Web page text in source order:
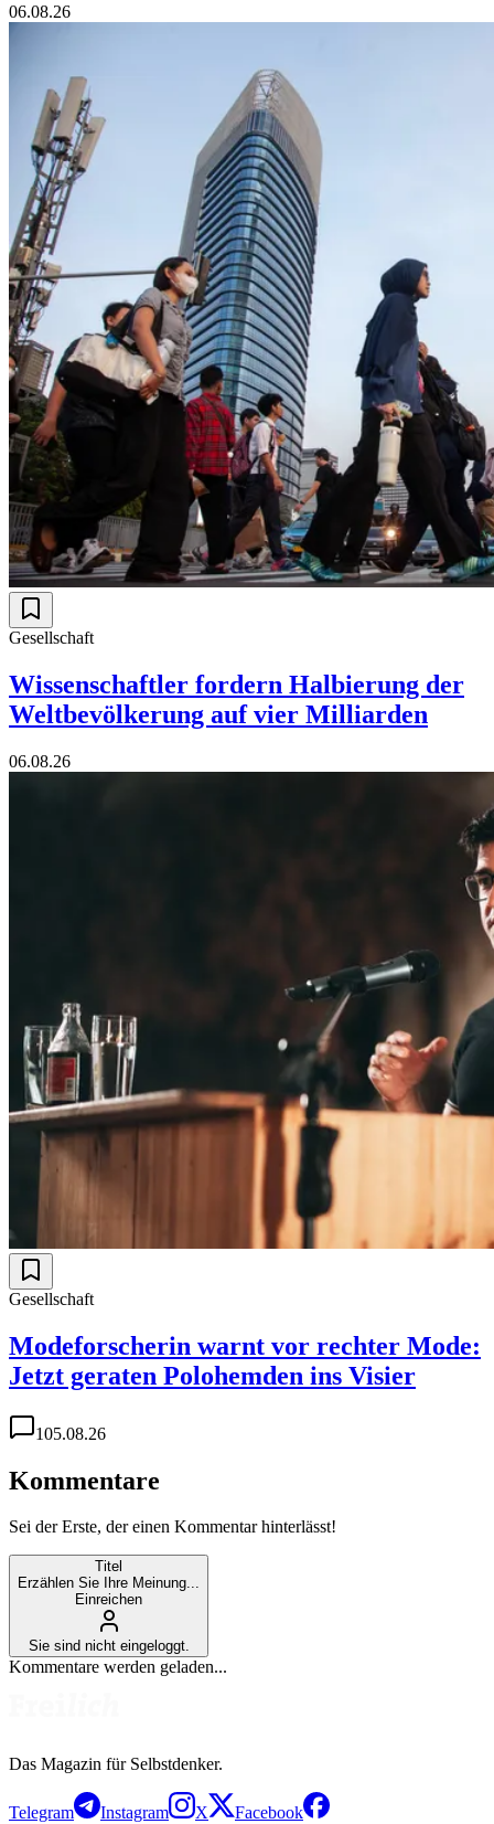
06.08.26
Gesellschaft
Wissenschaftler fordern Halbierung der
Weltbevölkerung auf vier Milliarden
06.08.26
Gesellschaft
Modeforscherin warnt vor rechter Mode:
Jetzt geraten Polohemden ins Visier
105.08.26
Kommentare
Sei der Erste, der einen Kommentar hinterlässt!
Titel
Erzählen Sie Ihre Meinung...
Einreichen
Sie sind nicht eingeloggt.
Kommentare werden geladen...
Das Magazin für Selbstdenker.
Telegram Instagram X Facebook